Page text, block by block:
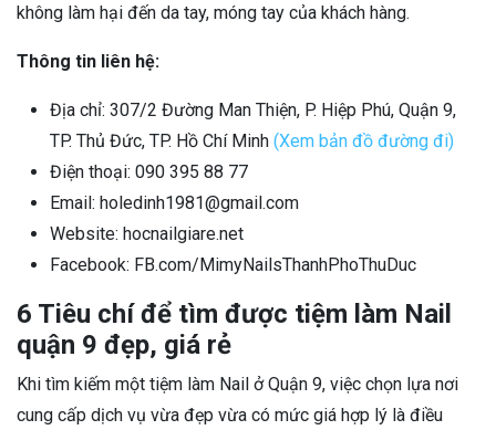
không làm hại đến da tay, móng tay của khách hàng.
Thông tin liên hệ:
Địa chỉ: 307/2 Đường Man Thiện, P. Hiệp Phú, Quận 9,
TP. Thủ Đức, TP. Hồ Chí Minh (Xem bản đồ đường đi)
Điện thoại: 090 395 88 77
Email: holedinh1981@gmail.com
Website: hocnailgiare.net
Facebook: FB.com/MimyNailsThanhPhoThuDuc
6 Tiêu chí để tìm được tiệm làm Nail
quận 9 đẹp, giá rẻ
Khi tìm kiếm một tiệm làm Nail ở Quận 9, việc chọn lựa nơi
cung cấp dịch vụ vừa đẹp vừa có mức giá hợp lý là điều